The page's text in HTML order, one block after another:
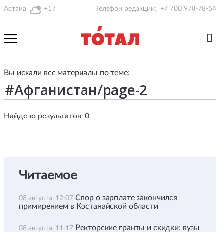
Астана +17 Телефон редакции: +7 700 978-78-54
Вы искали все материалы по теме:
Найдено результатов: 0
Читаемое
08 августа, 12:07 Спор о зарплате закончился
примирением в Костанайской области
08 августа, 11:17 Ректорские гранты и скидки: вузы